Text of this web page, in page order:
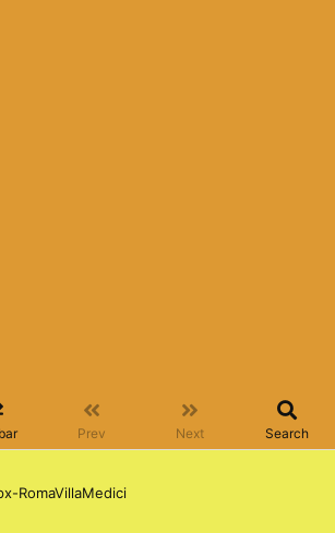
Prev Next Search
RomaVillaMedici